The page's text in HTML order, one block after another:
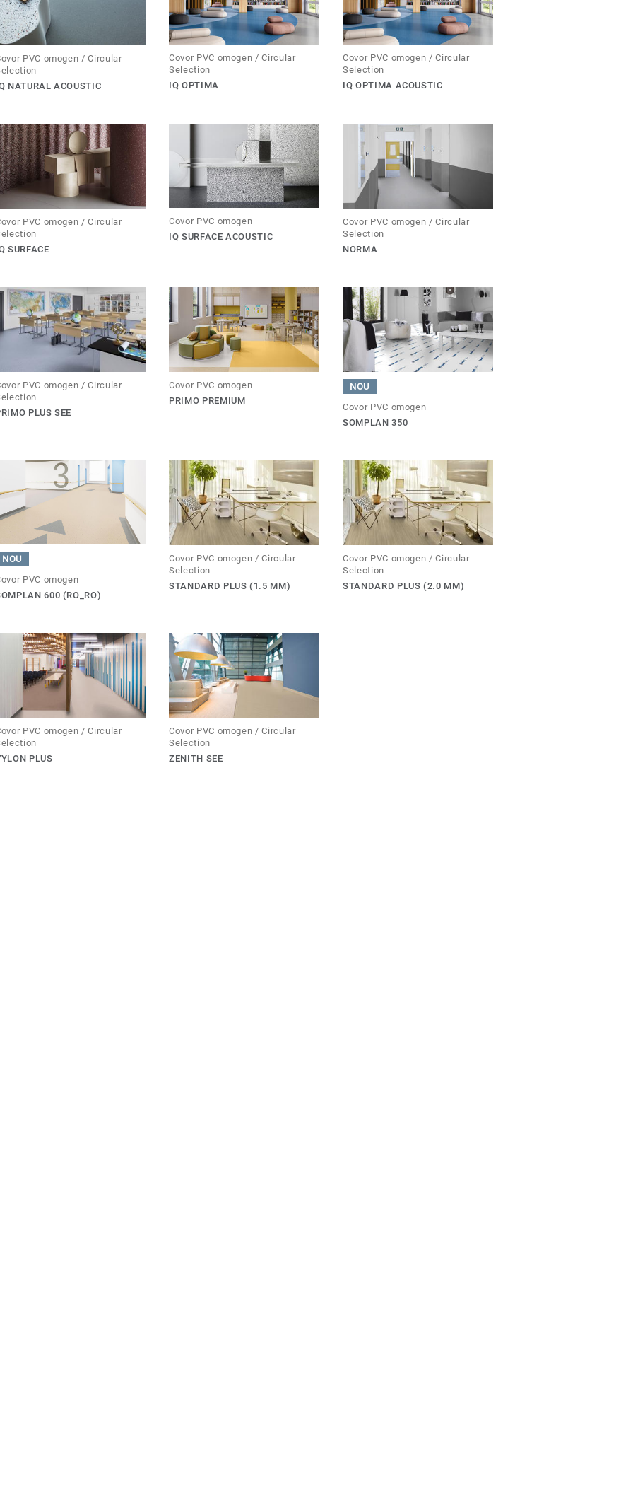
PVC omogen / Circular
NATURAL ACOUSTIC
Covor PVC omogen / Circular
Selection
IQ OPTIMA
Covor PVC omogen / Circular
Selection
IQ OPTIMA ACOUSTIC
PVC omogen / Circular
SURFACE
Covor PVC omogen
IQ SURFACE ACOUSTIC
Covor PVC omogen / Circular
Selection
NORMA
PVC omogen / Circular
PLUS SEE
Covor PVC omogen
PRIMO PREMIUM
NOU
Covor PVC omogen
SOMPLAN 350
NOU
PVC omogen
600 (RO_RO)
Covor PVC omogen / Circular
Selection
STANDARD PLUS (1.5 MM)
Covor PVC omogen / Circular
Selection
STANDARD PLUS (2.0 MM)
PVC omogen / Circular
PLUS
Covor PVC omogen / Circular
Selection
ZENITH SEE